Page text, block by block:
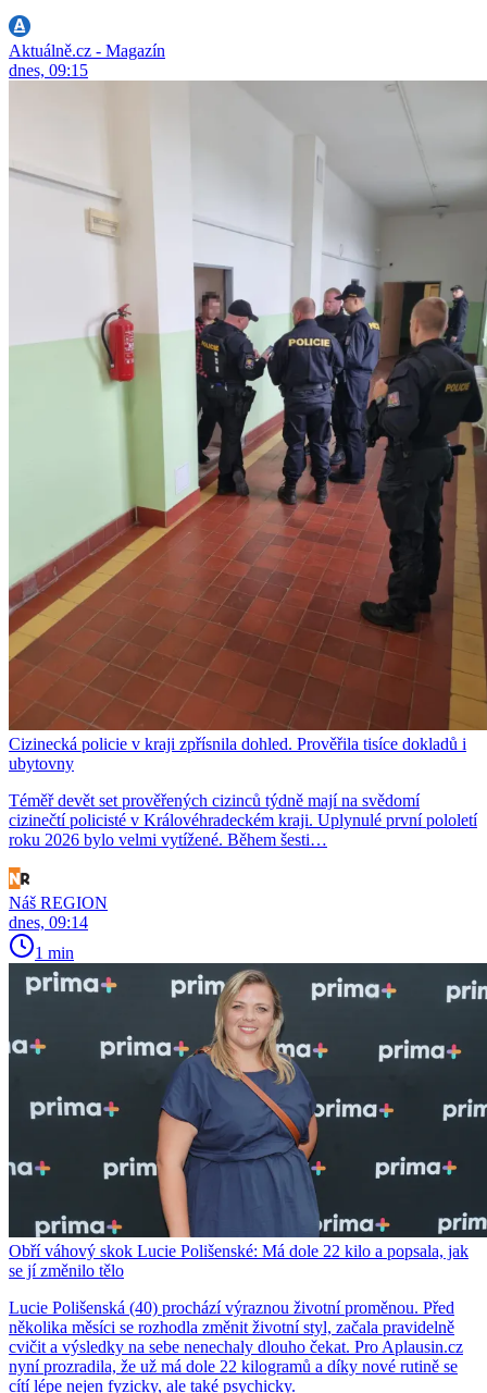
Aktuálně.cz - Magazín
dnes, 09:15
Cizinecká policie v kraji zpřísnila dohled. Prověřila tisíce dokladů i
ubytovny
Téměř devět set prověřených cizinců týdně mají na svědomí
cizinečtí policisté v Královéhradeckém kraji. Uplynulé první pololetí
roku 2026 bylo velmi vytížené. Během šesti…
Náš REGION
dnes, 09:14
1 min
Obří váhový skok Lucie Polišenské: Má dole 22 kilo a popsala, jak
se jí změnilo tělo
Lucie Polišenská (40) prochází výraznou životní proměnou. Před
několika měsíci se rozhodla změnit životní styl, začala pravidelně
cvičit a výsledky na sebe nenechaly dlouho čekat. Pro Aplausin.cz
nyní prozradila, že už má dole 22 kilogramů a díky nové rutině se
cítí lépe nejen fyzicky, ale také psychicky.